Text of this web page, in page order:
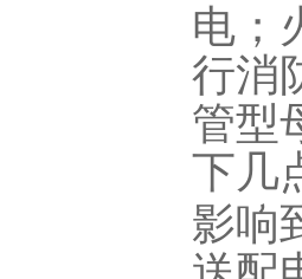
电；
行消
管型
下几
影响